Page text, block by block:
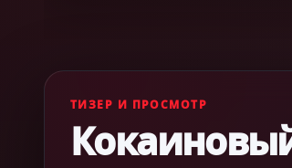
ТИЗЕР И ПРОСМОТР